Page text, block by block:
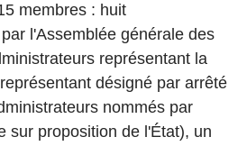
membres : huit
l'Assemblée générale des
représentant la
désigné par arrêté
nommés par
sur proposition de l'État), un